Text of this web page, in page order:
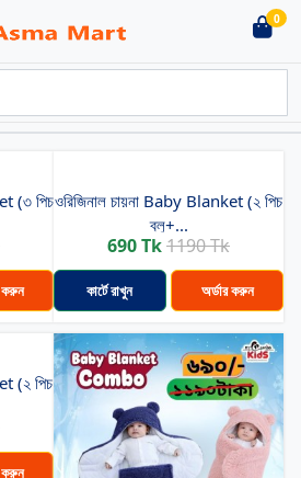
0
(৩ পিচ
করুন
ওরিজিনাল চায়না Baby Blanket (২ পিচ
ব্লু+...
690 Tk1190 Tk
কার্টে রাখুন অর্ডার করুন
(২ পিচ
করুন